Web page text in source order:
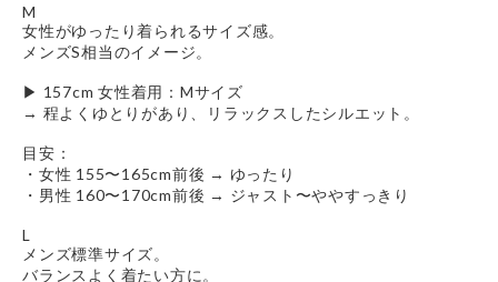
M
女性がゆったり着られるサイズ感。
メンズS相当のイメージ。
▶︎ 157cm 女性着用：Mサイズ
→ 程よくゆとりがあり、リラックスしたシルエット。
目安：
・女性 155〜165cm前後 → ゆったり
・男性 160〜170cm前後 → ジャスト〜ややすっきり
L
メンズ標準サイズ。
バランスよく着たい方に。